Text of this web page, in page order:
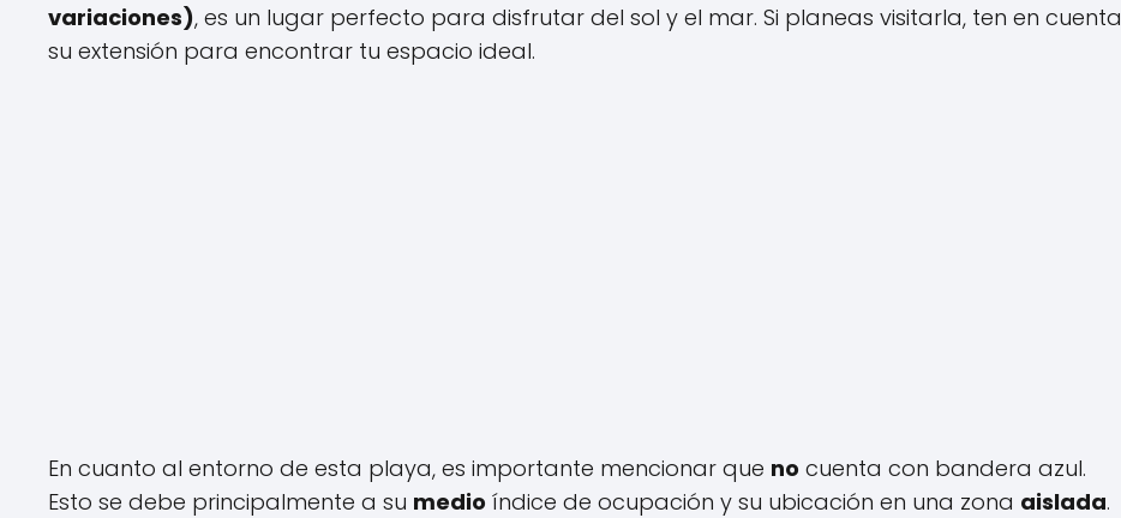
variaciones), es un lugar perfecto para disfrutar del sol y el mar. Si planeas visitarla, ten en cuenta
su extensión para encontrar tu espacio ideal.
En cuanto al entorno de esta playa, es importante mencionar que no cuenta con bandera azul.
Esto se debe principalmente a su medio índice de ocupación y su ubicación en una zona aislada.